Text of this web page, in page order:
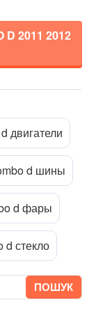
D 2011 2012
двигатели
d шины
d фары
d стекло